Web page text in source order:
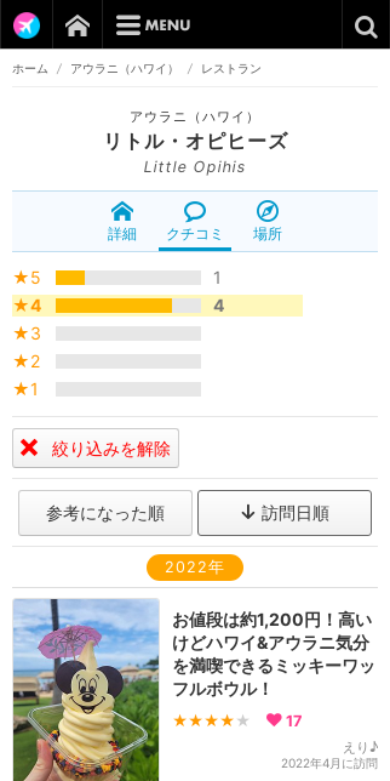
ホーム / アウラニ（ハワイ） / レストラン
アウラニ（ハワイ）
リトル・オピヒーズ
Little Opihis
詳細 クチコミ 場所
★5
1
★4
4
★3
★2
★1
絞り込みを解除
参考になった順 訪問日順
2022年
お値段は約1,200円！高い
けどハワイ&アウラニ気分
を満喫できるミッキーワッ
フルボウル！
★★★★ ★ 17
えり♪
2022年4月に訪問